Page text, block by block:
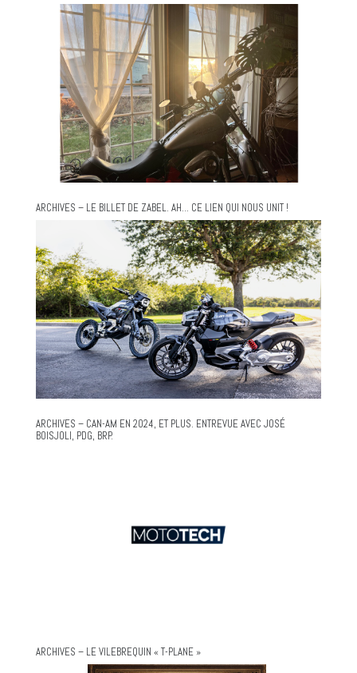
ARCHIVES – LE BILLET DE ZABEL. AH… CE LIEN QUI NOUS UNIT !
ARCHIVES – CAN-AM EN 2024, ET PLUS. ENTREVUE AVEC JOSÉ
BOISJOLI, PDG, BRP.
ARCHIVES – LE VILEBREQUIN « T-PLANE »